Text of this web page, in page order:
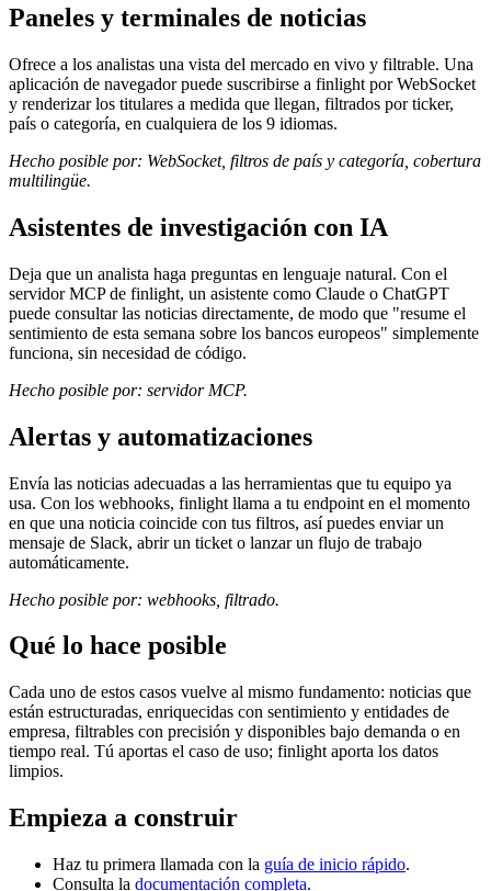
Paneles y terminales de noticias
Ofrece a los analistas una vista del mercado en vivo y filtrable. Una
aplicación de navegador puede suscribirse a finlight por WebSocket
y renderizar los titulares a medida que llegan, filtrados por ticker,
país o categoría, en cualquiera de los 9 idiomas.
Hecho posible por: WebSocket, filtros de país y categoría, cobertura
multilingüe.
Asistentes de investigación con IA
Deja que un analista haga preguntas en lenguaje natural. Con el
servidor MCP de finlight, un asistente como Claude o ChatGPT
puede consultar las noticias directamente, de modo que "resume el
sentimiento de esta semana sobre los bancos europeos" simplemente
funciona, sin necesidad de código.
Hecho posible por: servidor MCP.
Alertas y automatizaciones
Envía las noticias adecuadas a las herramientas que tu equipo ya
usa. Con los webhooks, finlight llama a tu endpoint en el momento
en que una noticia coincide con tus filtros, así puedes enviar un
mensaje de Slack, abrir un ticket o lanzar un flujo de trabajo
automáticamente.
Hecho posible por: webhooks, filtrado.
Qué lo hace posible
Cada uno de estos casos vuelve al mismo fundamento: noticias que
están estructuradas, enriquecidas con sentimiento y entidades de
empresa, filtrables con precisión y disponibles bajo demanda o en
tiempo real. Tú aportas el caso de uso; finlight aporta los datos
limpios.
Empieza a construir
Haz tu primera llamada con la guía de inicio rápido.
Consulta la documentación completa.